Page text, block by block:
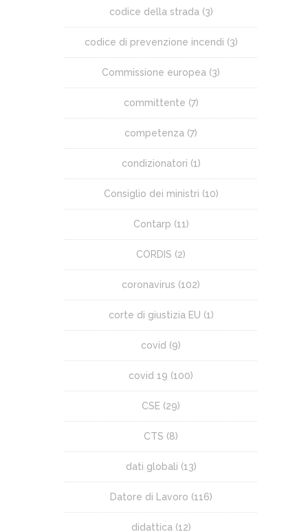
codice della strada(3)
codice di prevenzione incendi (3)
Commissione europea (3)
committente (7)
competenza (7)
condizionatori (1)
Consiglio dei ministri (10)
Contarp (11)
CORDIS (2)
coronavirus (102)
corte di giustizia EU (1)
covid (9)
covid 19 (100)
CSE (29)
CTS (8)
dati globali (13)
Datore di Lavoro (116)
didattica(12)